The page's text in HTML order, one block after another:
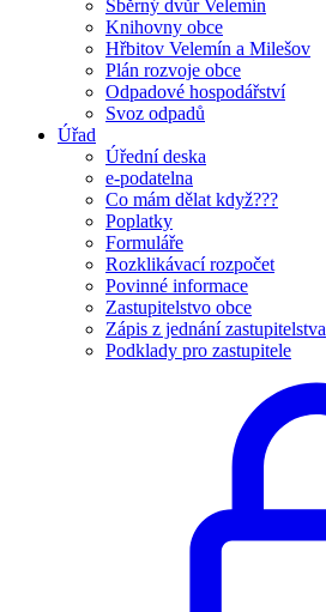
Sběrný dvůr Velemín
Knihovny obce
Hřbitov Velemín a Milešov
Plán rozvoje obce
Odpadové hospodářství
Svoz odpadů
Úřad
Úřední deska
e-podatelna
Co mám dělat když???
Poplatky
Formuláře
Rozklikávací rozpočet
Povinné informace
Zastupitelstvo obce
Zápis z jednání zastupitelstva
Podklady pro zastupitele